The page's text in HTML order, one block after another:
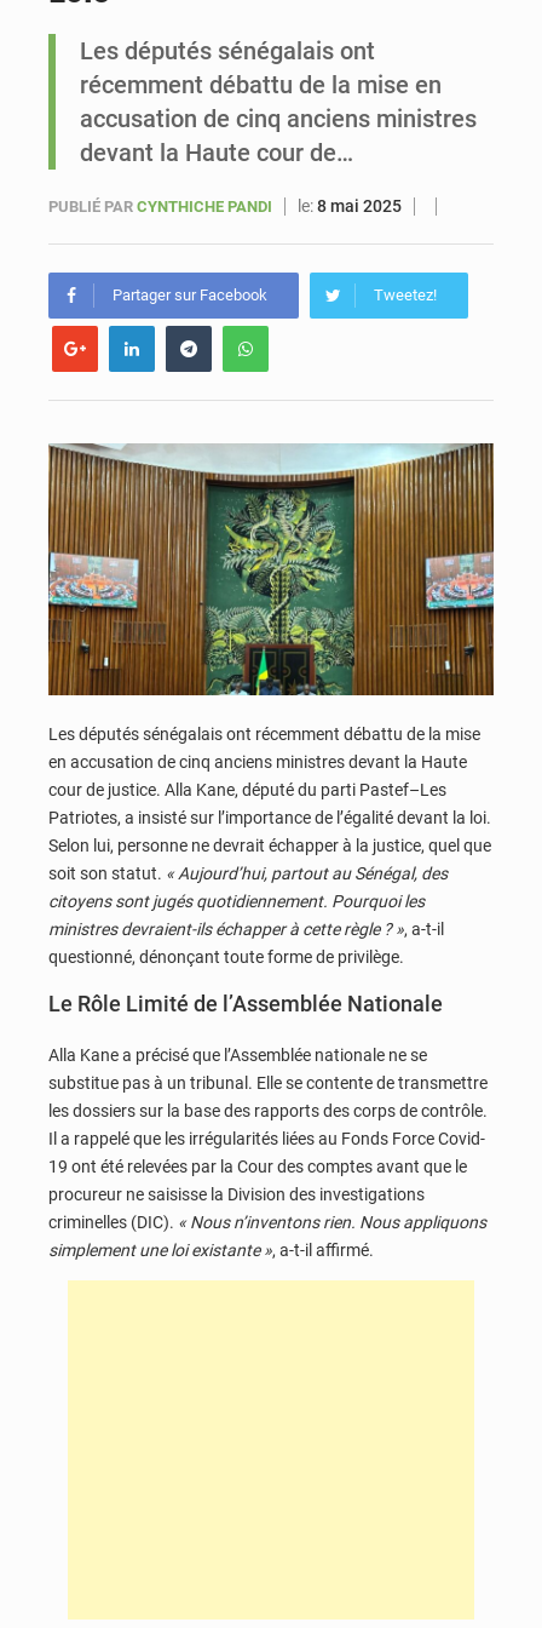
Les députés sénégalais ont
récemment débattu de la mise en
accusation de cinq anciens ministres
devant la Haute cour de…
PUBLIÉ PAR CYNTHICHE PANDI le:8 mai 2025
Partager sur Facebook Tweetez!
Les députés sénégalais ont récemment débattu de la mise
en accusation de cinq anciens ministres devant la Haute
cour de justice. Alla Kane, député du parti Pastef–Les
Patriotes, a insisté sur l’importance de l’égalité devant la loi.
Selon lui, personne ne devrait échapper à la justice, quel que
soit son statut. « Aujourd’hui, partout au Sénégal, des
citoyens sont jugés quotidiennement. Pourquoi les
ministres devraient-ils échapper à cette règle ? », a-t-il
questionné, dénonçant toute forme de privilège.
Le Rôle Limité de l’Assemblée Nationale
Alla Kane a précisé que l’Assemblée nationale ne se
substitue pas à un tribunal. Elle se contente de transmettre
les dossiers sur la base des rapports des corps de contrôle.
Il a rappelé que les irrégularités liées au Fonds Force Covid-
19 ont été relevées par la Cour des comptes avant que le
procureur ne saisisse la Division des investigations
criminelles (DIC). « Nous n’inventons rien. Nous appliquons
simplement une loi existante », a-t-il affirmé.